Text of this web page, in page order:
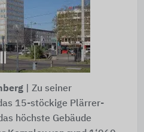
| Zu seiner
15-stöckige Plärrer-
höchste Gebäude